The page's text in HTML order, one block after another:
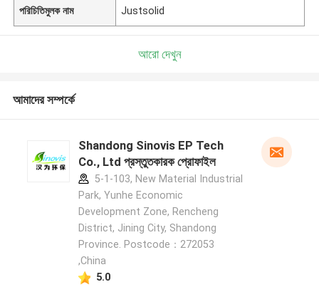
পরিচিতিমুলক নাম Justsolid
আরো দেখুন
আমাদের সম্পর্কে
Shandong Sinovis EP Tech
Co., Ltd প্রস্তুতকারক প্রোফাইল
5-1-103, New Material Industrial
Park, Yunhe Economic
Development Zone, Rencheng
District, Jining City, Shandong
Province. Postcode：272053
,China
5.0